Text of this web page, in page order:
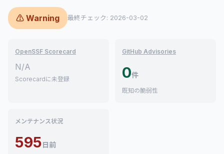
⚠ Warning 最終チェック: 2026-03-02
OpenSSF Scorecard
N/A
Scorecardに未登録
GitHub Advisories
0件
既知の脆弱性
メンテナンス状況
595日前